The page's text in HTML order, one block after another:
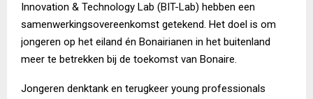
Innovation & Technology Lab (BIT-Lab) hebben een
samenwerkingsovereenkomst getekend. Het doel is om
jongeren op het eiland én Bonairianen in het buitenland
meer te betrekken bij de toekomst van Bonaire.
Jongeren denktank en terugkeer young professionals